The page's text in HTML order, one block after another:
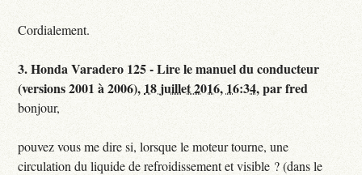
Cordialement.
3.Honda Varadero 125 - Lire le manuel du conducteur
(versions 2001 à 2006), 18 juillet 2016, 16:34,parfred
bonjour,
pouvez vous me dire si, lorsque le moteur tourne, une
circulation du liquide de refroidissement et visible ? (dans le